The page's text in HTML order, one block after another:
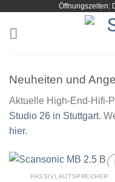
springen
Öffnungszeiten:
Neuheiten und
Aktuelle High-End-Hifi-
Studio 26 in Stuttgart.
hier.
PASSIVLAUTSPRECHER